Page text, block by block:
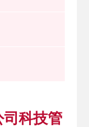
司科技管